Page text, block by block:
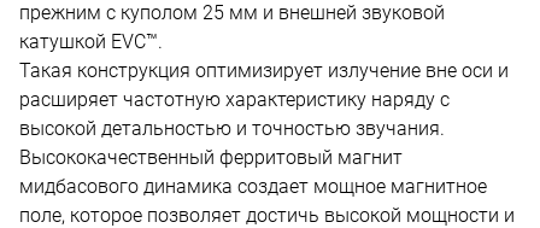
прежним с куполом 25 мм и внешней звуковой
катушкой EVC™.
Такая конструкция оптимизирует излучение вне оси и
расширяет частотную характеристику наряду с
высокой детальностью и точностью звучания.
Высококачественный ферритовый магнит
мидбасового динамика создает мощное магнитное
поле, которое позволяет достичь высокой мощности и